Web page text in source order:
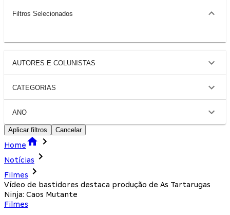
Filtros Selecionados
AUTORES E COLUNISTAS
CATEGORIAS
ANO
Aplicar filtros Cancelar
Home
Notícias
Filmes
Vídeo de bastidores destaca produção de As Tartarugas
Ninja: Caos Mutante
Filmes